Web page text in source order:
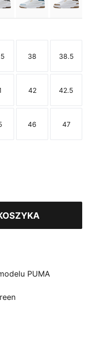
Black
PUMA White
White-Silver Mist
PUMA White-
Rozmiar
38 38.5
Rozmiar
42 42.5
Rozmiar
46 47
PUMA
uznanie dzięki
stylowi
Zachodniego
Ma schludny,
boiskowy i